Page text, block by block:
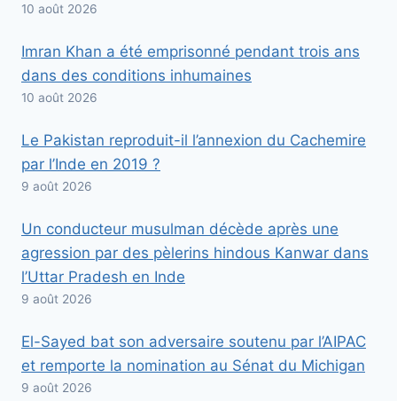
10 août 2026
Imran Khan a été emprisonné pendant trois ans
dans des conditions inhumaines
10 août 2026
Le Pakistan reproduit-il l’annexion du Cachemire
par l’Inde en 2019 ?
9 août 2026
Un conducteur musulman décède après une
agression par des pèlerins hindous Kanwar dans
l’Uttar Pradesh en Inde
9 août 2026
El-Sayed bat son adversaire soutenu par l’AIPAC
et remporte la nomination au Sénat du Michigan
9 août 2026